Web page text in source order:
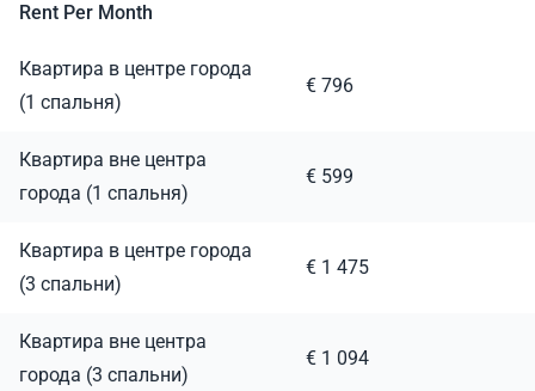
Rent Per Month
Квартира в центре города
(1 спальня)
€ 796
Квартира вне центра
города (1 спальня)
€ 599
Квартира в центре города
(3 спальни)
€ 1 475
Квартира вне центра
города (3 спальни)
€ 1 094